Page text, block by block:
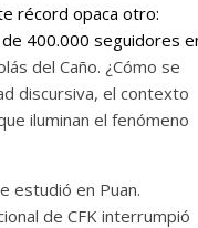
récord opaca otro:
400.000 seguidores
del Caño. ¿Cómo se
discursiva, el contexto
iluminan el fenómeno
estudió en Puan.
de CFK interrumpió